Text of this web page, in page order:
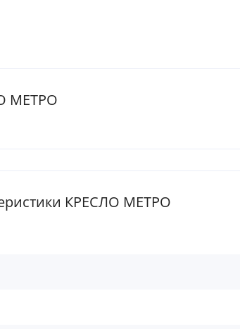
МЕТРО
КРЕСЛО МЕТРО